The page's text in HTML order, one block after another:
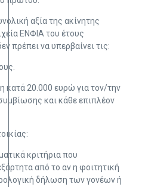
αξία της ακίνητης
ΕΝΦΙΑ του έτους
πρέπει να υπερβαίνει τις:
κατά 20.000 ευρώ για τον/την
και κάθε επιπλέον
κριτήρια που
από το αν η φοιτητική
δήλωση των γονέων ή